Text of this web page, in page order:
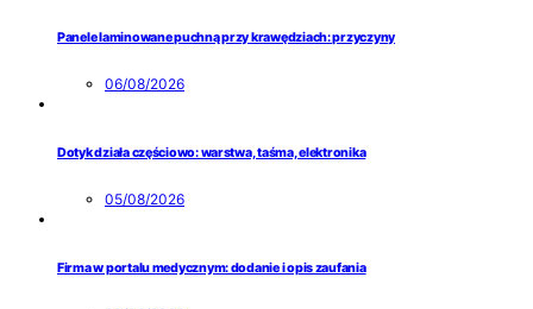
Panele laminowane puchną przy krawędziach: przyczyny
06/08/2026
Dotyk działa częściowo: warstwa, taśma, elektronika
05/08/2026
Firma w portalu medycznym: dodanie i opis zaufania